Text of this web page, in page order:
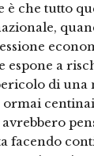
è che tutto
espone a
di una
ormai
facendo